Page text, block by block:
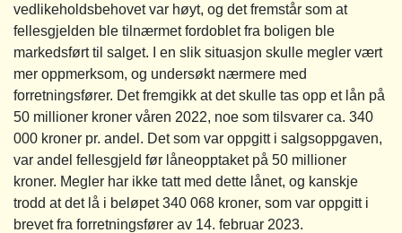
vedlikeholdsbehovet var høyt, og det fremstår som at
fellesgjelden ble tilnærmet fordoblet fra boligen ble
markedsført til salget. I en slik situasjon skulle megler vært
mer oppmerksom, og undersøkt nærmere med
forretningsfører. Det fremgikk at det skulle tas opp et lån på
50 millioner kroner våren 2022, noe som tilsvarer ca. 340
000 kroner pr. andel. Det som var oppgitt i salgsoppgaven,
var andel fellesgjeld før låneopptaket på 50 millioner
kroner. Megler har ikke tatt med dette lånet, og kanskje
trodd at det lå i beløpet 340 068 kroner, som var oppgitt i
brevet fra forretningsfører av 14. februar 2023.